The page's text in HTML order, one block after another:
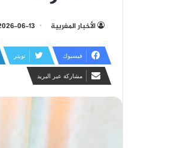
الأخبار المغربية 06-13
فيسبوك تويتر
مشاركة عبر البريد